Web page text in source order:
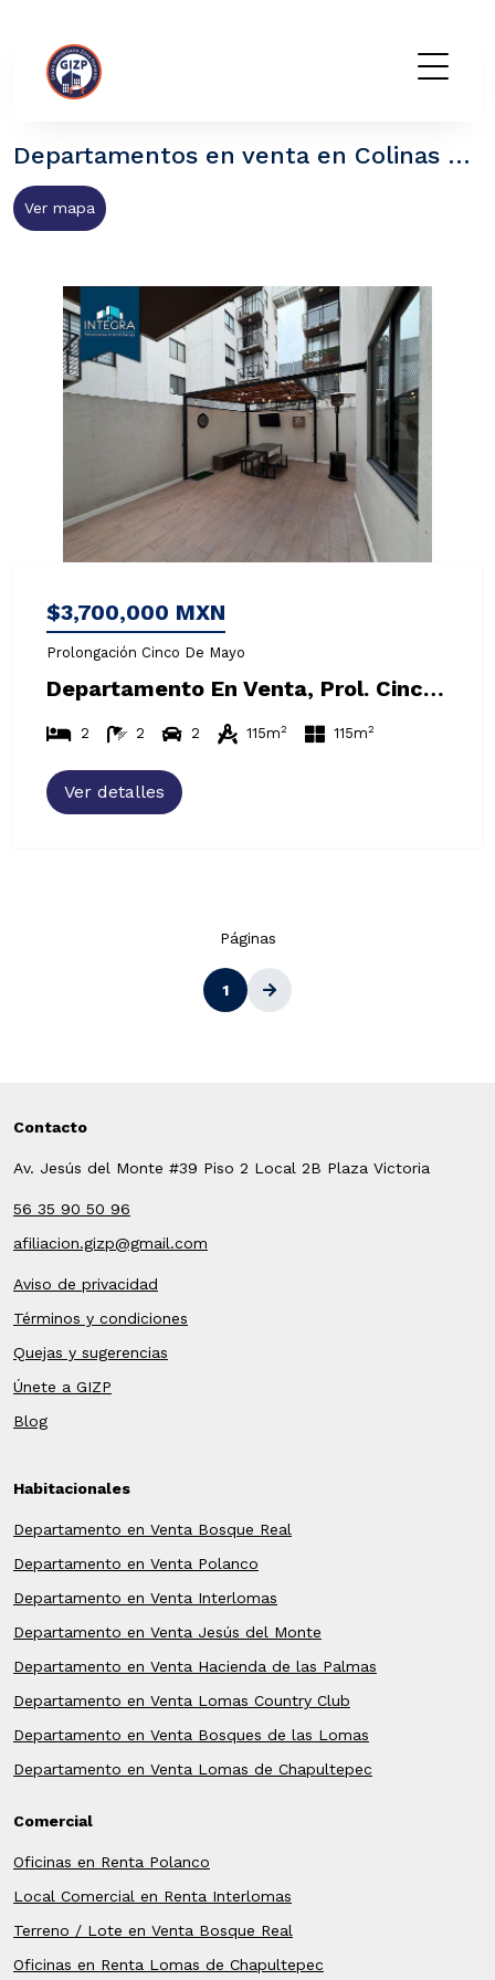
Departamentos en venta en Colinas de Tarango, Álvaro Obregón CDMX
Ver mapa
$3,700,000 MXN
Prolongación Cinco De Mayo
Departamento En Venta, Prol. Cinco De Mayo, Bosques De Tarango
2 2 2 115m2 115m2
Ver detalles
Páginas
1
Contacto
Av. Jesús del Monte #39 Piso 2 Local 2B Plaza Victoria
56 35 90 50 96
afiliacion.gizp@gmail.com
Aviso de privacidad
Términos y condiciones
Quejas y sugerencias
Únete a GIZP
Blog
Habitacionales
Departamento en Venta Bosque Real
Departamento en Venta Polanco
Departamento en Venta Interlomas
Departamento en Venta Jesús del Monte
Departamento en Venta Hacienda de las Palmas
Departamento en Venta Lomas Country Club
Departamento en Venta Bosques de las Lomas
Departamento en Venta Lomas de Chapultepec
Comercial
Oficinas en Renta Polanco
Local Comercial en Renta Interlomas
Terreno / Lote en Venta Bosque Real
Oficinas en Renta Lomas de Chapultepec